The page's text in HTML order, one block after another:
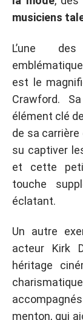
musiciens
L’une
est le
Crawford.
élément clé
de sa carrière
su captiver
et cette
touche
éclatant.
Un autre
acteur Kirk
héritage
menton, qui